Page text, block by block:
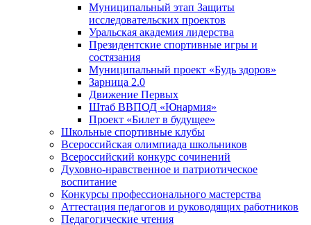
Муниципальный этап Защиты
исследовательских проектов
Уральская академия лидерства
Президентские спортивные игры и
состязания
Муниципальный проект «Будь здоров»
Зарница 2.0
Движение Первых
Штаб ВВПОД «Юнармия»
Проект «Билет в будущее»
Школьные спортивные клубы
Всероссийская олимпиада школьников
Всероссийский конкурс сочинений
Духовно-нравственное и патриотическое
воспитание
Конкурсы профессионального мастерства
Аттестация педагогов и руководящих работников
Педагогические чтения